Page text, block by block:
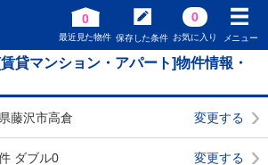
0
最近見た物件 保存した条件
0
お気に入り メニュー
貸マンション・アパート]物件情報・
藤沢市高倉 変更する
ダブル0 変更する